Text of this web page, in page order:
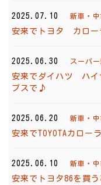
2025.07.10 新車・
安来でトヨタ カロー
2025.06.30 スーパ
安来でダイハツ ハイ
プスで♪
2025.06.20 新車・
安来でTOYOTAカロ
2025.06.10 新車・
安来でトヨタ86を買